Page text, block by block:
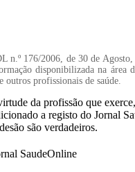
n.º 176/2006, de 30 de
disponibilizada na área
outros profissionais de saúde.
da profissão que
a registo do Jornal
são verdadeiros.
SaudeOnline